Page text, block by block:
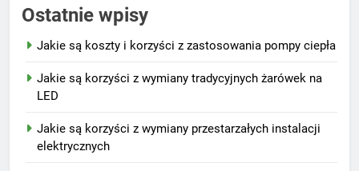
Ostatnie wpisy
Jakie są koszty i korzyści z zastosowania pompy ciepła
Jakie są korzyści z wymiany tradycyjnych żarówek na
LED
Jakie są korzyści z wymiany przestarzałych instalacji
elektrycznych